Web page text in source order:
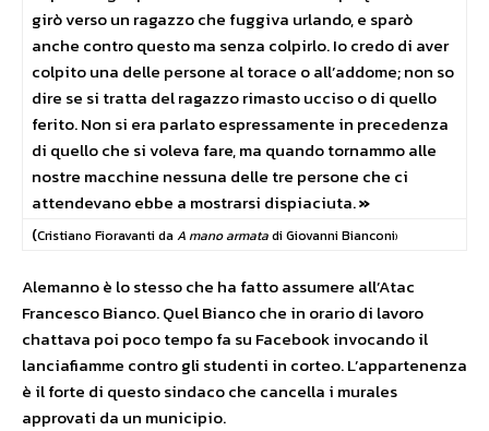
girò verso un ragazzo che fuggiva urlando, e sparò
anche contro questo ma senza colpirlo. Io credo di aver
colpito una delle persone al torace o all’addome; non so
dire se si tratta del ragazzo rimasto ucciso o di quello
ferito. Non si era parlato espressamente in precedenza
di quello che si voleva fare, ma quando tornammo alle
nostre macchine nessuna delle tre persone che ci
attendevano ebbe a mostrarsi dispiaciuta.»
(Cristiano Fioravanti da A mano armatadi Giovanni Bianconi)
Alemanno è lo stesso che ha fatto assumere all’Atac
Francesco Bianco. Quel Bianco che in orario di lavoro
chattava poi poco tempo fa su Facebook invocando il
lanciafiamme contro gli studenti in corteo. L’appartenenza
è il forte di questo sindaco che cancella i murales
approvati da un municipio.